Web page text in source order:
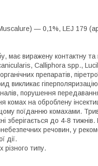
— 0,1%, LEJ 179
має виражену контактну та
Calliphora spp.,
препаратів,
викликає
порушення передавання
комах на оброблену
поїданню комахами.
зберігається до 4-8
речовин, у
дії.
різного типу.